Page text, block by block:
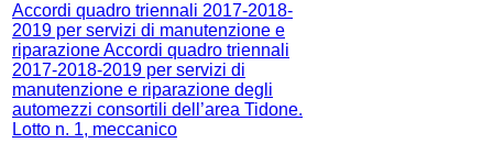
Accordi quadro triennali 2017-2018-
2019 per servizi di manutenzione e
riparazione Accordi quadro triennali
2017-2018-2019 per servizi di
manutenzione e riparazione degli
automezzi consortili dell’area Tidone.
Lotto n. 1, meccanico